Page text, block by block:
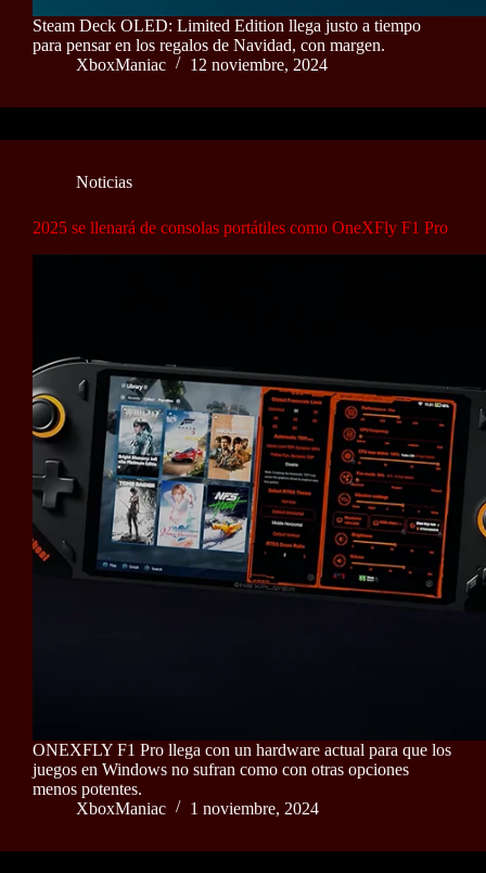
Steam Deck OLED: Limited Edition llega justo a tiempo
para pensar en los regalos de Navidad, con margen.
XboxManiac
12 noviembre, 2024
Noticias
2025 se llenará de consolas portátiles como OneXFly F1 Pro
ONEXFLY F1 Pro llega con un hardware actual para que los
juegos en Windows no sufran como con otras opciones
menos potentes.
XboxManiac
1 noviembre, 2024